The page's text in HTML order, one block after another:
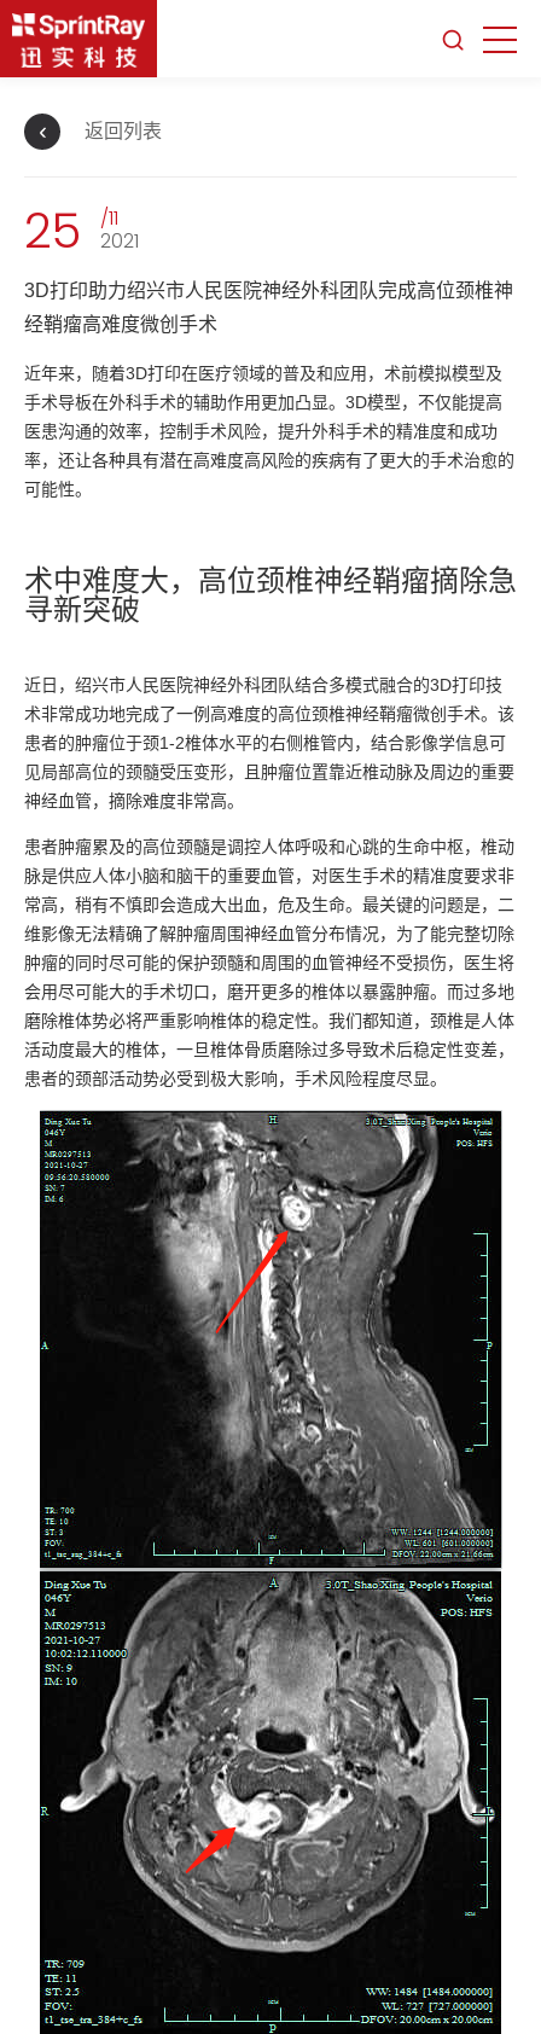
返回列表
25
/11
2021
3D打印助力绍兴市人民医院神经外科团队完成高位颈椎神
经鞘瘤高难度微创手术
近年来，随着3D打印在医疗领域的普及和应用，术前模拟模型及
手术导板在外科手术的辅助作用更加凸显。3D模型，不仅能提高
医患沟通的效率，控制手术风险，提升外科手术的精准度和成功
率，还让各种具有潜在高难度高风险的疾病有了更大的手术治愈的
可能性。
术中难度大，高位颈椎神经鞘瘤摘除急
寻新突破
近日，绍兴市人民医院神经外科团队结合多模式融合的3D打印技
术非常成功地完成了一例高难度的高位颈椎神经鞘瘤微创手术。该
患者的肿瘤位于颈1-2椎体水平的右侧椎管内，结合影像学信息可
见局部高位的颈髓受压变形，且肿瘤位置靠近椎动脉及周边的重要
神经血管，摘除难度非常高。
患者肿瘤累及的高位颈髓是调控人体呼吸和心跳的生命中枢，椎动
脉是供应人体小脑和脑干的重要血管，对医生手术的精准度要求非
常高，稍有不慎即会造成大出血，危及生命。最关键的问题是，二
维影像无法精确了解肿瘤周围神经血管分布情况，为了能完整切除
肿瘤的同时尽可能的保护颈髓和周围的血管神经不受损伤，医生将
会用尽可能大的手术切口，磨开更多的椎体以暴露肿瘤。而过多地
磨除椎体势必将严重影响椎体的稳定性。我们都知道，颈椎是人体
活动度最大的椎体，一旦椎体骨质磨除过多导致术后稳定性变差，
患者的颈部活动势必受到极大影响，手术风险程度尽显。